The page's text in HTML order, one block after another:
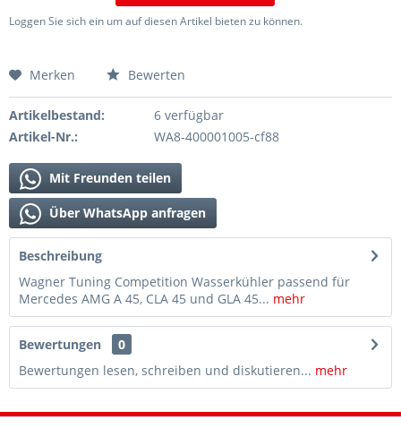
Loggen Sie sich ein um auf diesen Artikel bieten zu können.
Merken Bewerten
Artikelbestand:
6 verfügbar
Artikel-Nr.:
WA8-400001005-cf88
Mit Freunden teilen
Über WhatsApp anfragen
Beschreibung
Wagner Tuning Competition Wasserkühler passend für
Mercedes AMG A 45, CLA 45 und GLA 45... mehr
Bewertungen
0
Bewertungen lesen, schreiben und diskutieren... mehr